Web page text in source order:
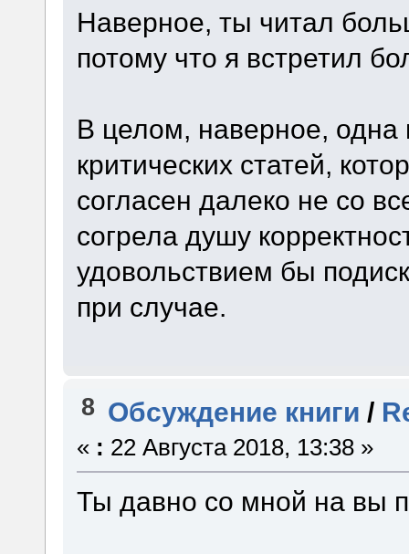
Наверное, ты читал
потому что я встретил
В целом, наверное, одна
критических статей,
согласен далеко не со
согрела душу
удовольствием бы
при случае.
8 Обсуждение книги /
« : 22 Августа 2018, 13:38 »
Ты давно со мной на вы